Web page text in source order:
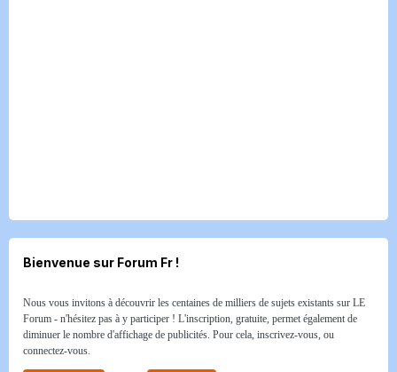
Bienvenue sur Forum Fr !
Nous vous invitons à découvrir les centaines de milliers de sujets existants sur LE
Forum - n'hésitez pas à y participer ! L'inscription, gratuite, permet également de
diminuer le nombre d'affichage de publicités. Pour cela, inscrivez-vous, ou
connectez-vous.